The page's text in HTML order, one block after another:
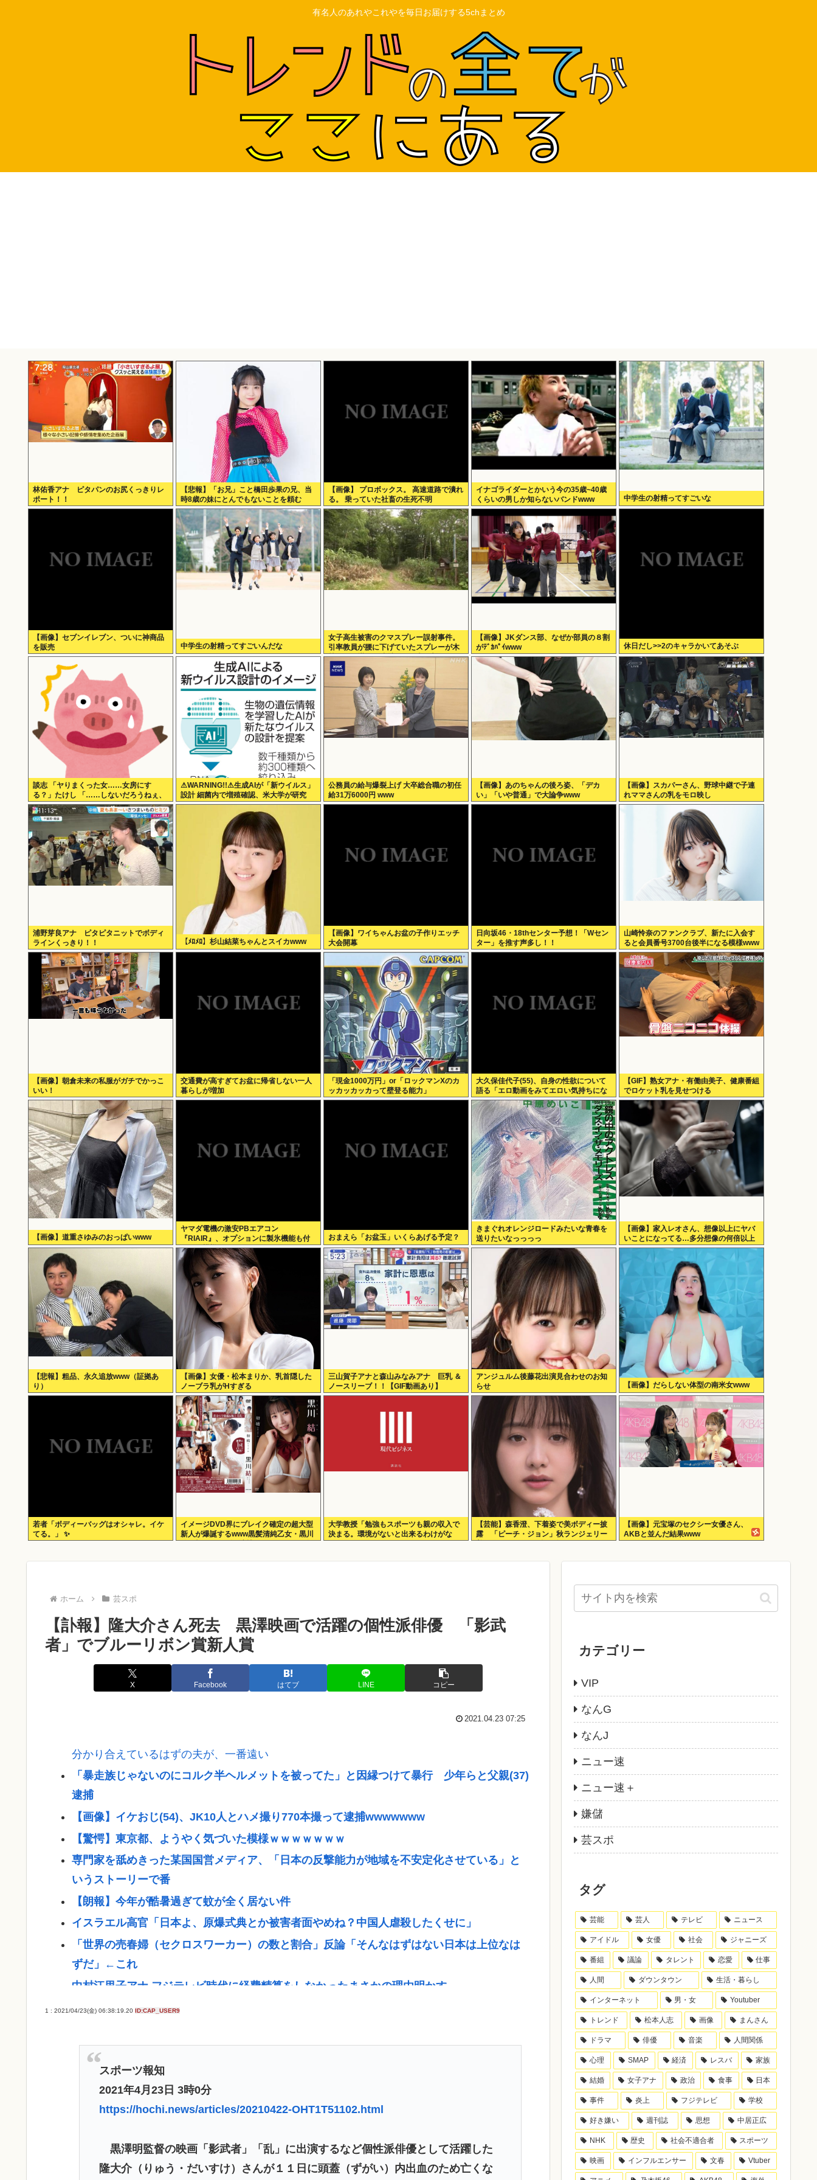
有名人のあれやこれやを毎日お届けする5chまとめ
林佑香アナ ピタパンのお尻くっきりレ
ポート！！
【悲報】「お兄」こと橋田歩果の兄、当
時8歳の妹にとんでもないことを頼む
【画像】 プロボックス。 高速道路で潰れ
る。 乗っていた社畜の生死不明
イナゴライダーとかいう今の35歳~40歳
くらいの男しか知らないバンドwww
中学生の射精ってすごいな
【画像】セブンイレブン、ついに神商品
を販売
中学生の射精ってすごいんだな
女子高生被害のクマスプレー誤射事件。
引率教員が腰に下げていたスプレーが木
枝に引っ掛かり噴射された事が判明
【画像】JKダンス部、なぜか部員の８割
がﾃﾞｶﾊﾟｲwww
休日だし>>2のキャラかいてあそぶ
談志 「ヤりまくった女……女房にす
る？」たけし 「……しないだろうねぇ、
やっぱ」
⚠WARNING!!⚠生成AIが「新ウイルス」
設計 細菌内で増殖確認、米大学が研究
公務員の給与爆裂上げ 大卒総合職の初任
給31万6000円 www
【画像】あのちゃんの後ろ姿、「デカ
い」「いや普通」で大論争www
【画像】スカパーさん、野球中継で子連
れママさんの乳をモロ映し
浦野芽良アナ ピタピタニットでボディ
ラインくっきり！！
【ﾒﾛﾒﾛ】杉山結菜ちゃんとスイカwww
【画像】ワイちゃんお盆の子作りエッチ
大会開幕
日向坂46・18thセンター予想！「Wセン
ター」を推す声多し！！
山崎怜奈のファンクラブ、新たに入会す
ると会員番号3700台後半になる模様www
【画像】朝倉未来の私服がガチでかっこ
いい！
交通費が高すぎてお盆に帰省しない一人
暮らしが増加
「現金1000万円」or「ロックマンXのカ
ッカッカッカって壁登る能力」
大久保佳代子(55)、自身の性欲について
語る「エロ動画をみてエロい気持ちにな
る」
【GIF】熟女アナ・有働由美子、健康番組
でロケット乳を見せつける
【画像】道重さゆみのおっぱいwww
ヤマダ電機の激安PBエアコン
『RIAIR』、オプションに製氷機能も付
いてた模様www
おまえら「お盆玉」いくらあげる予定？
きまぐれオレンジロードみたいな青春を
送りたいなっっっっ
【画像】家入レオさん、想像以上にヤバ
いことになってる…多分想像の何倍以上
もヤバいwww
【悲報】粗品、永久追放www（証拠あ
り）
【画像】女優・松本まりか、乳首隠した
ノーブラ乳がHすぎる
三山賀子アナと森山みなみアナ 巨乳 ＆
ノースリーブ！！【GIF動画あり】
アンジュルム後藤花出演見合わせのお知
らせ
【画像】だらしない体型の南米女www
若者「ボディーバッグはオシャレ。イケ
てる。」 ✨
イメージDVD界にブレイク確定の超大型
新人が爆誕するwww黒髪清純乙女・黒川
結、顔もカラダも演技もIVファンから絶
まとめ！！
大学教授「勉強もスポーツも親の収入で
決まる。環境がないと出来るわけがな
い」
【芸能】森香澄、下着姿で美ボディー披
露 「ピーチ・ジョン」秋ランジェリー
着こなし Tバック姿も公開！
【画像】元宝塚のセクシー女優さん、
AKBと並んだ結果www
ホーム 芸スポ
【訃報】隆大介さん死去 黒澤映画で活躍の個性派俳優 「影武
者」でブルーリボン賞新人賞
X Facebook はてブ LINE コピー
2021.04.23 07:25
分かり合えているはずの夫が、一番遠い
「暴走族じゃないのにコルク半ヘルメットを被ってた」と因縁つけて暴行 少年らと父親(37)
逮捕
【画像】イケおじ(54)、JK10人とハメ撮り770本撮って逮捕wwwwwww
【驚愕】東京都、ようやく気づいた模様ｗｗｗｗｗｗｗ
専門家を舐めきった某国国営メディア、「日本の反撃能力が地域を不安定化させている」と
いうストーリーで番
【朗報】今年が酷暑過ぎて蚊が全く居ない件
イスラエル高官「日本よ、原爆式典とか被害者面やめね？中国人虐殺したくせに」
「世界の売春婦（セクロスワーカー）の数と割合」反論「そんなはずはない日本は上位なは
ずだ」←これ
中村江里子アナ フジテレビ時代に経費精算をしなかったまさかの理由明かす
ジャンポケ斉藤の弁護士「ロケバスには運転手いた。常識的に考えてフェラさせるわけない
【過去最高額】夏のボーナス、平均104万2537円 初の100万円超
【悲報】プーチン「あえて申し上げます。 助けてください。」
【悲報】海外転出した外国人への児童手当“過誤払い” こども家庭庁「不正受給の件数・総
額は把握していない」
X「アスペの検査した結果www」
【高市】愛国者「正式に選ばれた総理大臣に背く事は国体に背く事に等しい。誰が主人かハ
1 : 2021/04/23(金) 06:38:19.20 ID:CAP_USER9
スポーツ報知
2021年4月23日 3時0分
https://hochi.news/articles/20210422-OHT1T51102.html
黒澤明監督の映画「影武者」「乱」に出演するなど個性派俳優として活躍した
隆大介（りゅう・だいすけ）さんが１１日に頭蓋（ずがい）内出血のため亡くな
カテゴリー
VIP
なんG
なんJ
ニュー速
ニュー速＋
嫌儲
芸スポ
タグ
芸能 芸人 テレビ ニュース
アイドル 女優 社会 ジャニーズ
番組 議論 タレント 恋愛 仕事
人間 ダウンタウン 生活・暮らし
インターネット 男・女 Youtuber
トレンド 松本人志 画像 まんさん
ドラマ 俳優 音楽 人間関係
心理 SMAP 経済 レスバ 家族
結婚 女子アナ 政治 食事 日本
事件 炎上 フジテレビ 学校
好き嫌い 週刊誌 思想 中居正広
NHK 歴史 社会不適合者 スポーツ
映画 インフルエンサー 文春 Vtuber